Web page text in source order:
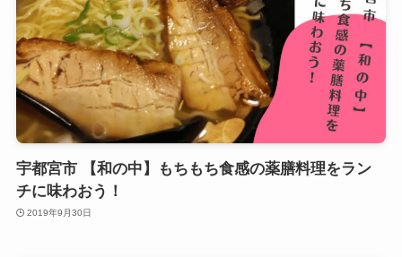
宇都宮市 【和の中】もちもち食感の薬膳料理をラン
チに味わおう！
2019年9月30日